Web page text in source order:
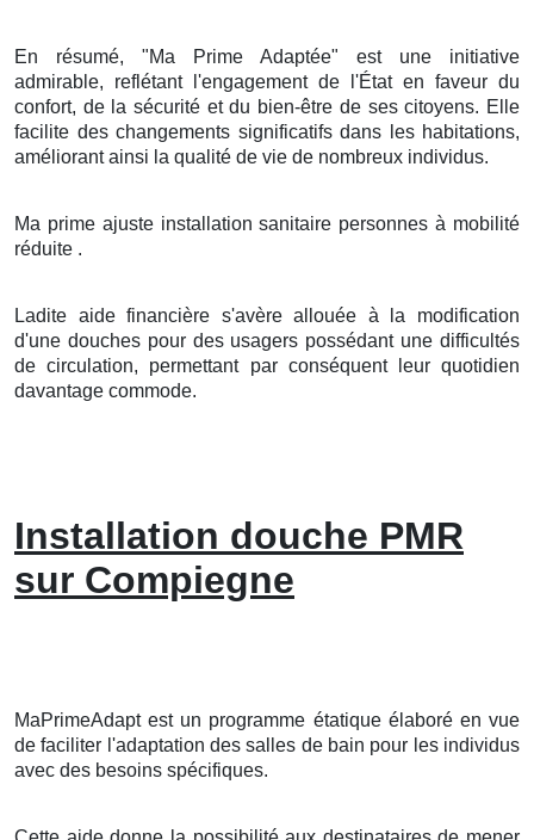
En résumé, "Ma Prime Adaptée" est une initiative
admirable, reflétant l'engagement de l'État en faveur du
confort, de la sécurité et du bien-être de ses citoyens. Elle
facilite des changements significatifs dans les habitations,
améliorant ainsi la qualité de vie de nombreux individus.
Ma prime ajuste installation sanitaire personnes à mobilité
réduite .
Ladite aide financière s'avère allouée à la modification
d'une douches pour des usagers possédant une difficultés
de circulation, permettant par conséquent leur quotidien
davantage commode.
Installation douche PMR
sur Compiegne
MaPrimeAdapt est un programme étatique élaboré en vue
de faciliter l'adaptation des salles de bain pour les individus
avec des besoins spécifiques.